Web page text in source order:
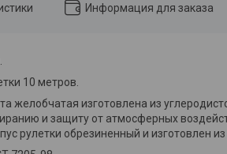
Информация для заказа
10 метров.
желобчатая изготовлена из
и защиту от атмосферных
рулетки обрезиненный и изготовлен из